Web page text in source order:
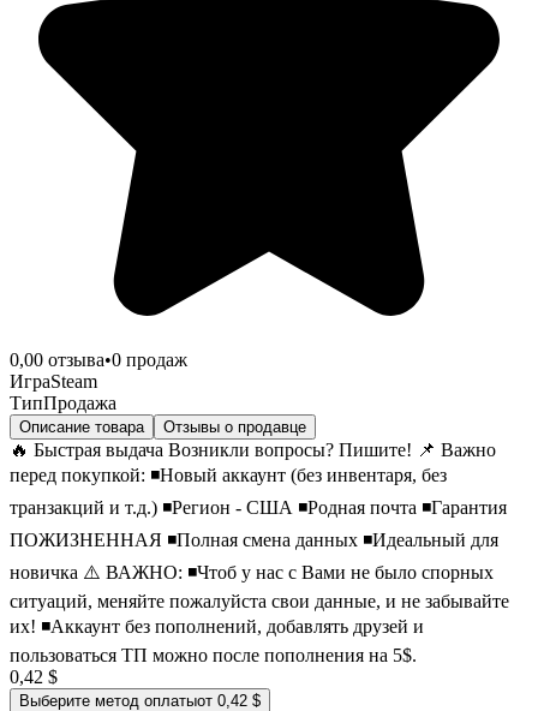
0,00 отзыва•0 продаж
ИграSteam
ТипПродажа
Описание товара Отзывы о продавце
🔥 Быстрая выдача Возникли вопросы? Пишите! 📌 Важно
перед покупкой: ◾Новый аккаунт (без инвентаря, без
транзакций и т.д.) ◾Регион - США ◾Родная почта ◾Гарантия
ПОЖИЗНЕННАЯ ◾Полная смена данных ◾Идеальный для
новичка ⚠️ ВАЖНО: ◾Чтоб у нас с Вами не было спорных
ситуаций, меняйте пожалуйста свои данные, и не забывайте
их! ◾Аккаунт без пополнений, добавлять друзей и
пользоваться ТП можно после пополнения на 5$.
0,42 $
Выберите метод оплатыот 0,42 $